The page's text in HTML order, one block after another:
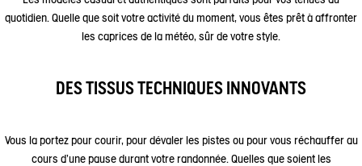
quotidien. Quelle que soit votre activité du moment, vous êtes prêt à affronter
les caprices de la météo, sûr de votre style.
DES TISSUS TECHNIQUES INNOVANTS
Vous la portez pour courir, pour dévaler les pistes ou pour vous réchauffer au
cours d'une pause durant votre randonnée. Quelles que soient les